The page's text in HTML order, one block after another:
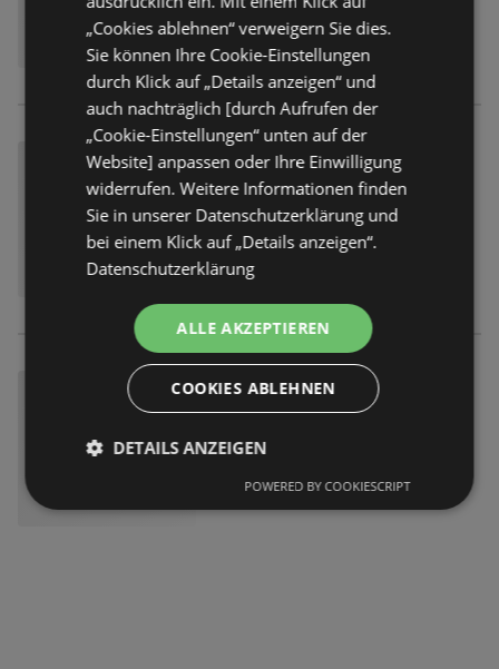
„Cookies ablehnen“ verweigern Sie dies.
Sie können Ihre Cookie-Einstellungen
durch Klick auf „Details anzeigen“ und
auch nachträglich [durch Aufrufen der
„Cookie-Einstellungen“ unten auf der
Website] anpassen oder Ihre Einwilligung
widerrufen. Weitere Informationen finden
Sie in unserer Datenschutzerklärung und
bei einem Klick auf „Details anzeigen“.
Datenschutzerklärung
ALLE AKZEPTIEREN
COOKIES ABLEHNEN
DETAILS ANZEIGEN
POWERED BY COOKIESCRIPT